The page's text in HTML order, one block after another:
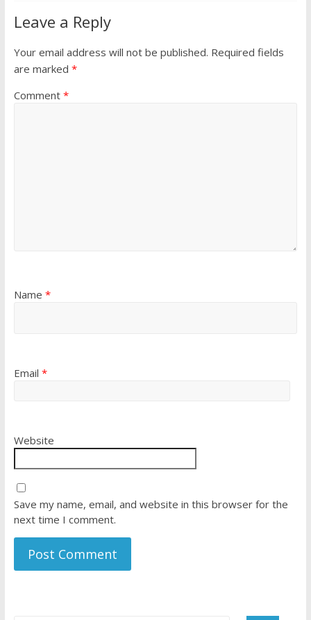
Leave a Reply
Your email address will not be published. Required fields
are marked *
Comment *
Name *
Email *
Website
Save my name, email, and website in this browser for the
next time I comment.